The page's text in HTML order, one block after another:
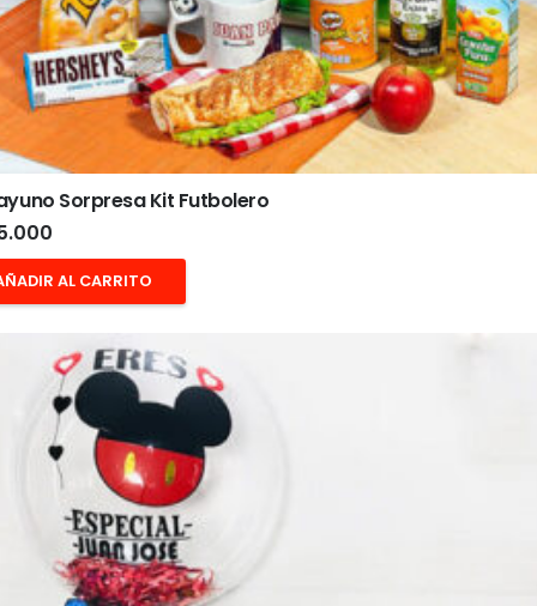
Sorpresa Kit Futbolero
AL CARRITO